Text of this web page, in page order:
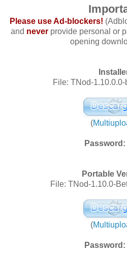
Please use Ad-blockers!
and never provide personal or
opening
File: TNod-
(
Password:
Portable
File: TNod-1.10.0-
(
Password: